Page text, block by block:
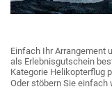
Einfach Ihr Arrangement
als Erlebnisgutschein
Kategorie Helikopterflug
Oder stöbern Sie einfach